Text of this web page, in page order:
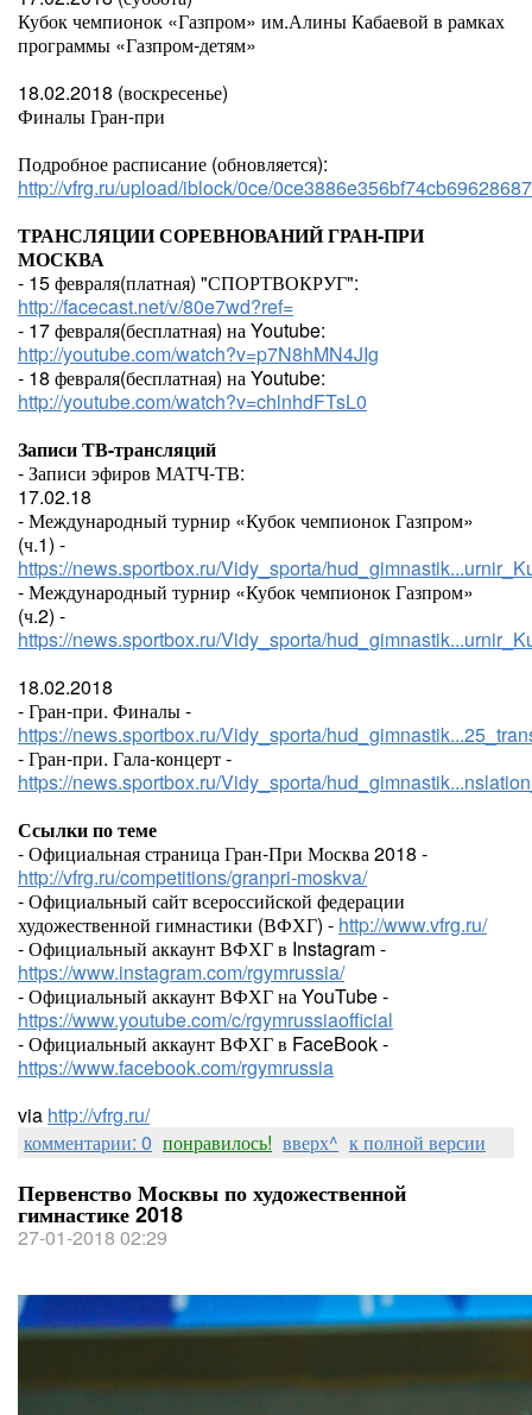
Кубок чемпионок «Газпром» им.Алины Кабаевой в рамках
программы «Газпром-детям»
18.02.2018 (воскресенье)
Финалы Гран-при
Подробное расписание (обновляется):
http://vfrg.ru/upload/iblock/0ce/
ТРАНСЛЯЦИИ СОРЕВНОВАНИЙ ГРАН-ПРИ
МОСКВА
- 15 февраля(платная) "СПОРТВОКРУГ":
http://facecast.net/v/80e7wd?ref=
- 17 февраля(бесплатная) на Youtube:
http://youtube.com/watch?v=p7N8hMN4JIg
- 18 февраля(бесплатная) на Youtube:
http://youtube.com/watch?v=chlnhdFTsL0
Записи ТВ-трансляций
- Записи эфиров МАТЧ-ТВ:
17.02.18
- Международный турнир «Кубок чемпионок Газпром»
(ч.1) -
https://news.sportbox.ru/Vidy_sporta/
- Международный турнир «Кубок чемпионок Газпром»
(ч.2) -
https://news.sportbox.ru/Vidy_sporta/
18.02.2018
- Гран-при. Финалы -
https://news.sportbox.ru/Vidy_sporta/
- Гран-при. Гала-концерт -
https://news.sportbox.ru/Vidy_sporta/
Ссылки по теме
- Официальная страница Гран-При Москва 2018 -
http://vfrg.ru/competitions/granpri-moskva/
- Официальный сайт всероссийской федерации
художественной гимнастики (ВФХГ) - http://www.vfrg.ru/
- Официальный аккаунт ВФХГ в Instagram -
https://www.instagram.com/rgymrussia/
- Официальный аккаунт ВФХГ на YouTube -
https://www.youtube.com/c/rgymrussiaofficial
- Официальный аккаунт ВФХГ в FaceBook -
https://www.facebook.com/rgymrussia
via http://vfrg.ru/
комментарии: 0 понравилось! вверх^ к полной версии
Первенство Москвы по художественной
гимнастике 2018
27-01-2018 02:29